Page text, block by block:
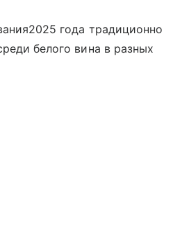
года традиционно
белого вина в разных